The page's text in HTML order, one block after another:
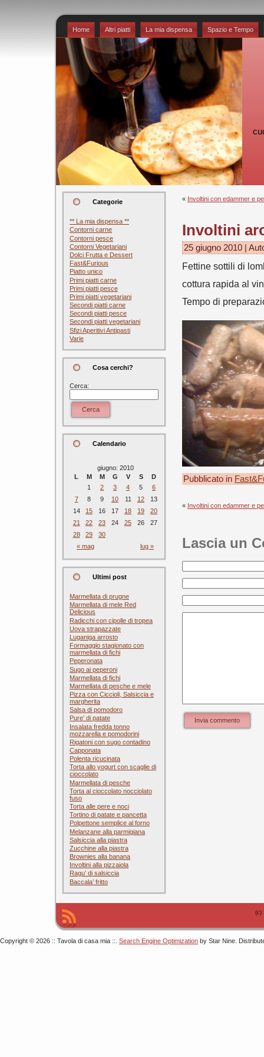
Home Altri piatti La mia dispensa Spazio e Tempo
Categorie
** La mia dispensa **
Contorni carne
Contorni pesce
Contorni Vegetariani
Dolci Frutta e Dessert
Fast&Furious
Piatto unico
Primi piatti carne
Primi piatti pesce
Primi piatti vegetariani
Secondi piatti carne
Secondi piatti pesce
Secondi piatti vegetariani
Sfizi Aperitivi Antipasti
Varie
Cosa cerchi?
Cerca:
Cerca
Calendario
giugno: 2010
L
M M G V S D
« mag lug »
1 2 3 4 5
6
7
8 9 10 11 12
13
14
15 16 17 18 19
20
21
22 23 24 25 26
27
28
29 30
Ultimi post
Marmellata di prugne
Marmellata di mele Red
Delicious
Radicchi con cipolle di tropea
Uova strapazzate
Luganiga arrosto
Formaggio stagionato con
marmellata di fichi
Peperonata
Sugo ai peperoni
Marmellata di fichi
Marmellata di pesche e mele
Pizza con Ciccioli, Salsiccia e
margherita
Salsa di pomodoro
Pure’ di patate
Insalata fredda tonno
mozzarella e pomodorini
Rigatoni con sugo contadino
Capponata
Polenta ricucinata
Torta allo yogurt con scaglie di
cioccolato
Marmellata di pesche
Torta al cioccolato nocciolato
fuso
Torta alle pere e noci
Tortino di patate e pancetta
Polpettone semplice al forno
Melanzane alla parmigiana
Salsiccia alla piastra
Zucchine alla piastra
Brownies alla banana
Involtini alla pizzaiola
Ragu’ di salsiccia
Baccala’ fritto
« Involtini con edammer e
Involtini
25 giugno 2010 |
Fettine sottili di
cottura rapida al
Tempo di
Pubblicato in
« Involtini con edammer e
Lascia un
Invia commento
(c)
Copyright © 2026 :: Tavola di casa mia ::. Search Engine Optimization by Star Nine.